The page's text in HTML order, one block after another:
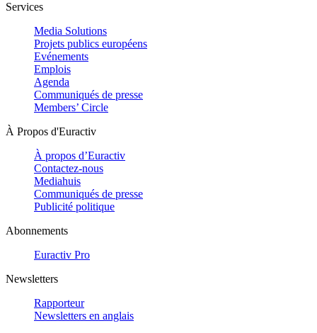
Services
Media Solutions
Projets publics européens
Evénements
Emplois
Agenda
Communiqués de presse
Members’ Circle
À Propos d'Euractiv
À propos d’Euractiv
Contactez-nous
Mediahuis
Communiqués de presse
Publicité politique
Abonnements
Euractiv Pro
Newsletters
Rapporteur
Newsletters en anglais